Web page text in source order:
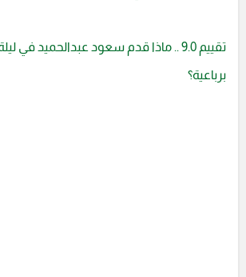
تقييم 9.0 .. ماذا قدم سعود عبدالحميد في
برباعية؟